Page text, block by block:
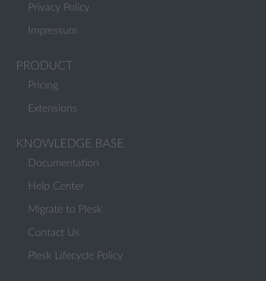
Privacy Policy
Impressum
PRODUCT
Pricing
Extensions
KNOWLEDGE BASE
Documentation
Help Center
Migrate to Plesk
Contact Us
Plesk Lifecycle Policy